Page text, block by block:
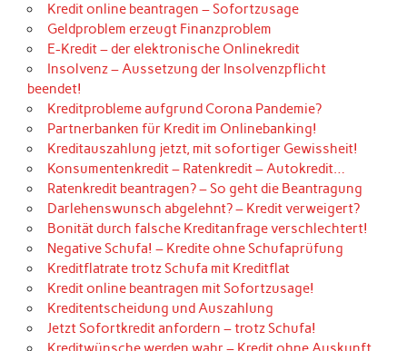
Kredit online beantragen – Sofortzusage
Geldproblem erzeugt Finanzproblem
E-Kredit – der elektronische Onlinekredit
Insolvenz – Aussetzung der Insolvenzpflicht
beendet!
Kreditprobleme aufgrund Corona Pandemie?
Partnerbanken für Kredit im Onlinebanking!
Kreditauszahlung jetzt, mit sofortiger Gewissheit!
Konsumentenkredit – Ratenkredit – Autokredit…
Ratenkredit beantragen? – So geht die Beantragung
Darlehenswunsch abgelehnt? – Kredit verweigert?
Bonität durch falsche Kreditanfrage verschlechtert!
Negative Schufa! – Kredite ohne Schufaprüfung
Kreditflatrate trotz Schufa mit Kreditflat
Kredit online beantragen mit Sofortzusage!
Kreditentscheidung und Auszahlung
Jetzt Sofortkredit anfordern – trotz Schufa!